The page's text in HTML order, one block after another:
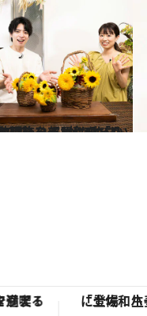
輝きを部屋に呼び込んでフスタイル
料理の手法で満喫！